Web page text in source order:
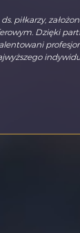
piłkarzy,
Dzięki